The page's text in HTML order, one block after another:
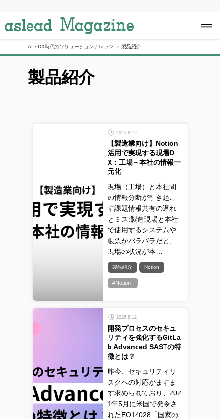
c
AI・DX時代のソリューションナレッジ 製品紹介
製品紹介
2025.8.12
【製造業向け】Notion
活用で実現する現場D
X：工場～本社の情報一
元化
現場（工場）と本社間
の情報分断が引き起こ
す課題情報共有の遅れ
とミス:製造現場と本社
で使用するシステムや
帳票がバラバラだと、
現場の状況が本…
製品紹介 Notion
#Notion
2025.8.12
開発プロセスのセキュ
リティを強化するGitLa
b Advanced SASTの特
徴とは？
昨今、セキュリティリ
スクへの対応がますま
す求められており、202
1年5月に米国で発令さ
れたEO14028「国家の